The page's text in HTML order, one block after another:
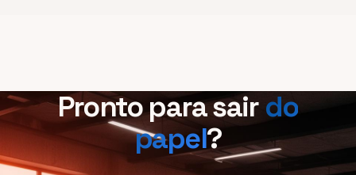
Pronto para sairdo
papel?